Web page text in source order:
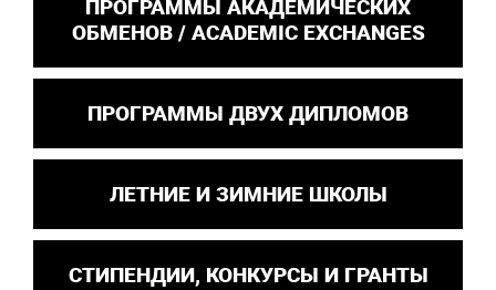
ПРОГРАММЫ АКАДЕМИЧЕСКИХ
ОБМЕНОВ / ACADEMIC EXCHANGES
ПРОГРАММЫ ДВУХ ДИПЛОМОВ
ЛЕТНИЕ И ЗИМНИЕ ШКОЛЫ
СТИПЕНДИИ, КОНКУРСЫ И ГРАНТЫ